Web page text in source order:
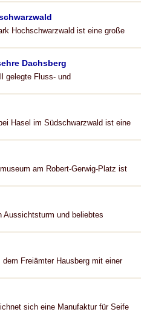
Hochschwarzwald ist eine große
Dachsberg
gelegte Fluss- und
Hasel im Südschwarzwald ist eine
am Robert-Gerwig-Platz ist
Aussichtsturm und beliebtes
Freiämter Hausberg mit einer
sich eine Manufaktur für Seife